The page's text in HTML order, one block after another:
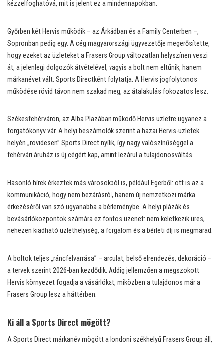
kézzelfoghatóvá, mit is jelent ez a mindennapokban.
Győrben két Hervis működik – az Árkádban és a Family Centerben –,
Sopronban pedig egy. A cég magyarországi ügyvezetője megerősítette,
hogy ezeket az üzleteket a Frasers Group változatlan helyszínen veszi
át, a jelenlegi dolgozók átvételével, vagyis a bolt nem eltűnik, hanem
márkanévet vált: Sports Directként folytatja. A Hervis jogfolytonos
működése rövid távon nem szakad meg, az átalakulás fokozatos lesz.
Székesfehérváron, az Alba Plazában működő Hervis üzletre ugyanez a
forgatókönyv vár. A helyi beszámolók szerint a hazai Hervis-üzletek
helyén „rövidesen” Sports Direct nyílik, így nagy valószínűséggel a
fehérvári áruház is új cégért kap, amint lezárul a tulajdonosváltás.
Hasonló hírek érkeztek más városokból is, például Egerből: ott is az a
kommunikáció, hogy nem bezárásról, hanem új nemzetközi márka
érkezéséről van szó ugyanabba a bérleménybe. A helyi plázák és
bevásárlóközpontok számára ez fontos üzenet: nem keletkezik üres,
nehezen kiadható üzlethelyiség, a forgalom és a bérleti díj is megmarad.
A boltok teljes „ráncfelvarrása” – arculat, belső elrendezés, dekoráció –
a tervek szerint 2026-ban kezdődik. Addig jellemzően a megszokott
Hervis környezet fogadja a vásárlókat, miközben a tulajdonos már a
Frasers Group lesz a háttérben.
Ki áll a Sports Direct mögött?
A Sports Direct márkanév mögött a londoni székhelyű Frasers Group áll,